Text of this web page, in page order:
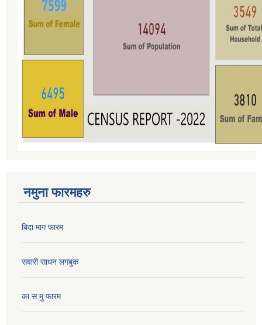
नमुना फारमहरु
बिदा माग फारम
सवारी साधन लगबुक
का.स.मु फारम